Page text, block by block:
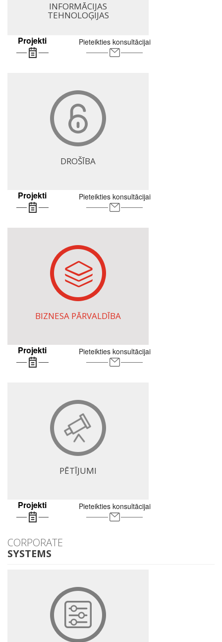
INFORMĀCIJAS
TEHNOLOĢIJAS
Projekti Pieteikties konsultācijai
DROŠĪBA
Projekti Pieteikties konsultācijai
BIZNESA PĀRVALDĪBA
Projekti Pieteikties konsultācijai
PĒTĪJUMI
Projekti Pieteikties konsultācijai
CORPORATE
SYSTEMS